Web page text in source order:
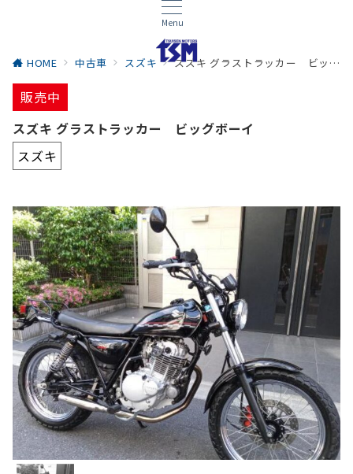
Menu
HOME 中古車 スズキ スズキ グラストラッカー ビッグボーイ
販売中
スズキ グラストラッカー ビッグボーイ
スズキ